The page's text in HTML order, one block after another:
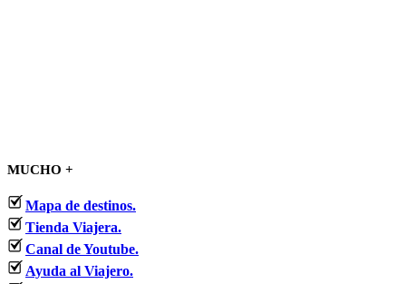
MUCHO +
Mapa de destinos.
Tienda Viajera.
Canal de Youtube.
Ayuda al Viajero.